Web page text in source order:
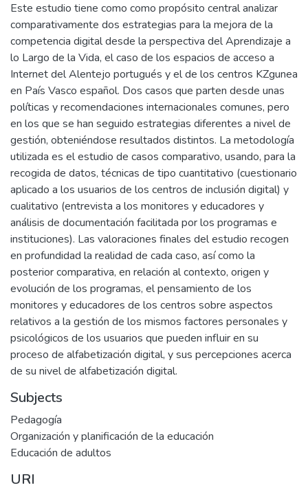
Este estudio tiene como como propósito central analizar
comparativamente dos estrategias para la mejora de la
competencia digital desde la perspectiva del Aprendizaje a
lo Largo de la Vida, el caso de los espacios de acceso a
Internet del Alentejo portugués y el de los centros KZgunea
en País Vasco español. Dos casos que parten desde unas
políticas y recomendaciones internacionales comunes, pero
en los que se han seguido estrategias diferentes a nivel de
gestión, obteniéndose resultados distintos. La metodología
utilizada es el estudio de casos comparativo, usando, para la
recogida de datos, técnicas de tipo cuantitativo (cuestionario
aplicado a los usuarios de los centros de inclusión digital) y
cualitativo (entrevista a los monitores y educadores y
análisis de documentación facilitada por los programas e
instituciones). Las valoraciones finales del estudio recogen
en profundidad la realidad de cada caso, así como la
posterior comparativa, en relación al contexto, origen y
evolución de los programas, el pensamiento de los
monitores y educadores de los centros sobre aspectos
relativos a la gestión de los mismos factores personales y
psicológicos de los usuarios que pueden influir en su
proceso de alfabetización digital, y sus percepciones acerca
de su nivel de alfabetización digital.
Subjects
Pedagogía
Organización y planificación de la educación
Educación de adultos
URI